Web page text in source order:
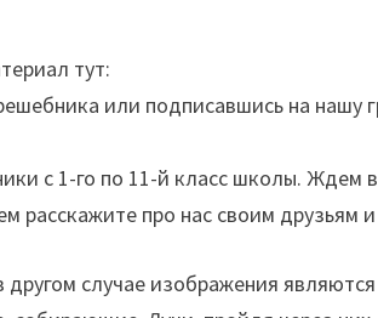
тут:
или подписавшись на нашу
с 1-го по 11-й класс школы. Ждем
расскажите про нас своим друзьям
случае изображения